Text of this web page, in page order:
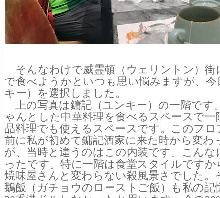
そんなわけで威霊頓（ウェリントン）街
で食べようかといつも思い悩みますが、今
キー）を選択しました。
上の写真は鏞記（ユンキー）の一階です
ゃんとした中華料理を食べるスペースで一
品料理でも使えるスペースです。このフロ
前に私が初めて鏞記酒家に来た時から変わ
が、当時と違うのはこの内装です。こんな
ったです。特に一階は食堂スタイルですか
焼味屋さんと変わらない殺風景さでした。
鵝飯（ガチョウのローストご飯）も私の記